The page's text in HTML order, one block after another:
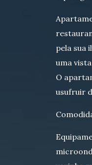
pela sua
uma
O
usufruir